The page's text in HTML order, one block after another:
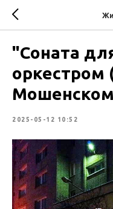
"Соната
оркестром
Мошенском
2025-05-12 10:52